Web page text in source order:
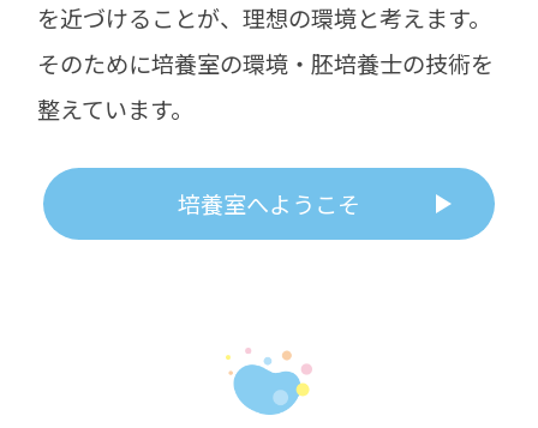
を近づけることが、理想の環境と考えます。
そのために培養室の環境・胚培養士の技術を
整えています。
培養室へようこそ